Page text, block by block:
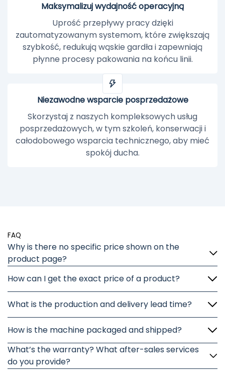
Maksymalizuj wydajność operacyjną
Uprość przepływy pracy dzięki
zautomatyzowanym systemom, które zwiększają
szybkość, redukują wąskie gardła i zapewniają
płynne procesy pakowania na końcu linii.
Niezawodne wsparcie posprzedażowe
Skorzystaj z naszych kompleksowych usług
posprzedażowych, w tym szkoleń, konserwacji i
całodobowego wsparcia technicznego, aby mieć
spokój ducha.
FAQ
Why is there no specific price shown on the
product page?
How can I get the exact price of a product?
What is the production and delivery lead time?
How is the machine packaged and shipped?
What’s the warranty? What after-sales services
do you provide?